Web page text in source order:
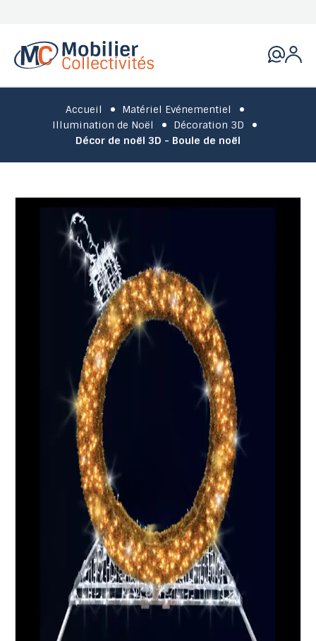
Accueil
Matériel Evénementiel
Illumination de Noël
Décoration 3D
Décor de noël 3D - Boule de noël